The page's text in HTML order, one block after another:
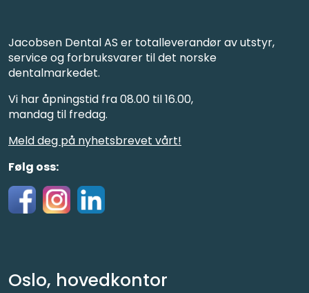
Jacobsen Dental AS er totalleverandør av utstyr,
service og forbruksvarer til det norske
dentalmarkedet.
Vi har åpningstid fra 08.00 til 16.00,
mandag til fredag.
Meld deg på nyhetsbrevet vårt!
Følg oss:
Oslo, hovedkontor